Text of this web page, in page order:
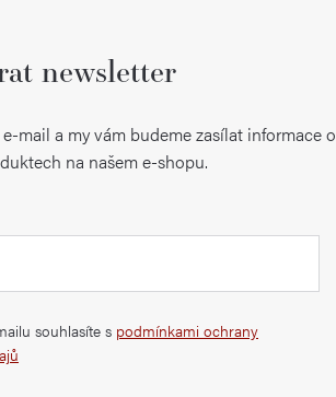
newsletter
mail a my vám budeme zasílat informace o
na našem e-shopu.
souhlasíte s podmínkami ochrany